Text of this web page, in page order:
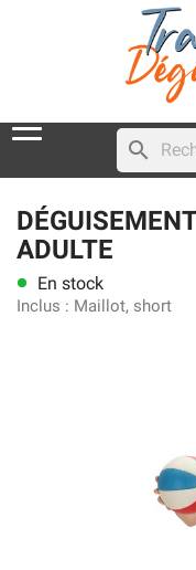
search
ADULTE
lens En stock
Inclus : Maillot, short